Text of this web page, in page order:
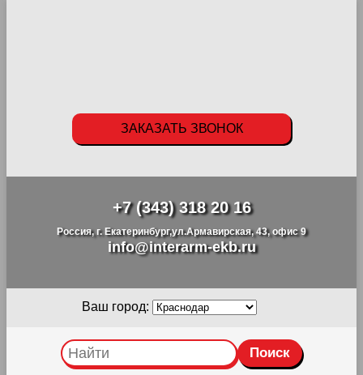
+7 (343) 318 20 16
Россия, г. Екатеринбург,ул.Армавирская, 43, офис 9
info@interarm-ekb.ru
ЗАКАЗАТЬ ЗВОНОК
Ваш город: